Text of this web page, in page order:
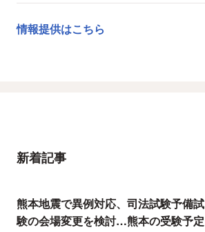
情報提供はこちら
新着記事
熊本地震で異例対応、司法試験予備試
験の会場変更を検討…熊本の受験予定